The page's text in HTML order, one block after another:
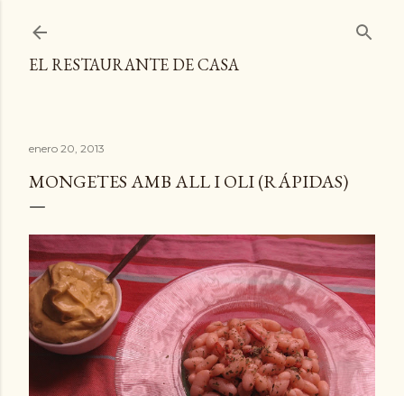
EL RESTAURANTE DE CASA
enero 20, 2013
MONGETES AMB ALL I OLI (RÁPIDAS)